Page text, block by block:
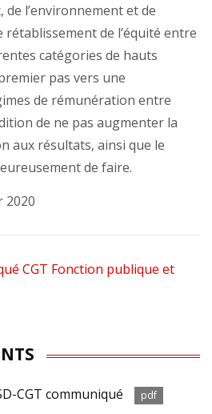
de l’environnement et de
rétablissement de l’équité entre
catégories de hauts
pas vers une
de rémunération entre
de ne pas augmenter la
aux résultats, ainsi que le
de faire.
2020
CGT Fonction publique et
CGT communiqué pdf